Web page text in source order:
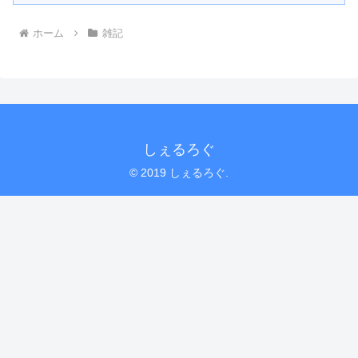
ホーム 雑記
しぇるろぐ
© 2019 しぇるろぐ.